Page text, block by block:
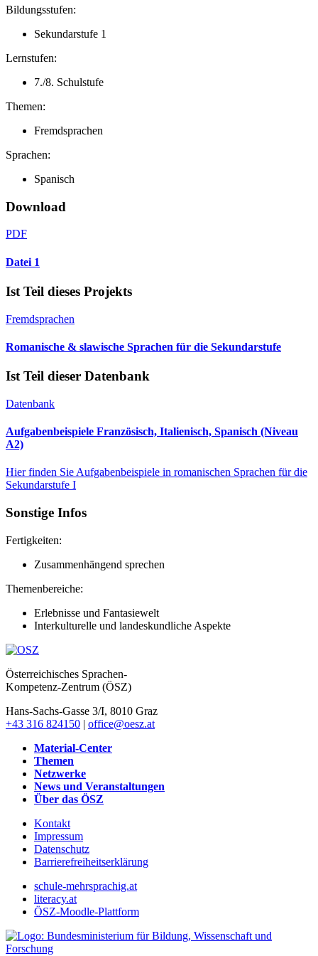
Bildungsstufen:
Sekundarstufe 1
Lernstufen:
7./8. Schulstufe
Themen:
Fremdsprachen
Sprachen:
Spanisch
Download
PDF
Datei 1
Ist Teil dieses Projekts
Fremdsprachen
Romanische & slawische Sprachen für die Sekundarstufe
Ist Teil dieser Datenbank
Datenbank
Aufgabenbeispiele Französisch, Italienisch, Spanisch (Niveau
A2)
Hier finden Sie Aufgabenbeispiele in romanischen Sprachen für die
Sekundarstufe I
Sonstige Infos
Fertigkeiten:
Zusammenhängend sprechen
Themenbereiche:
Erlebnisse und Fantasiewelt
Interkulturelle und landeskundliche Aspekte
Österreichisches Sprachen-
Kompetenz-Zentrum (ÖSZ)
Hans-Sachs-Gasse 3/I, 8010 Graz
+43 316 824150 | office@oesz.at
Material-Center
Themen
Netzwerke
News und Veranstaltungen
Über das ÖSZ
Kontakt
Impressum
Datenschutz
Barrierefreiheitserklärung
schule-mehrsprachig.at
literacy.at
ÖSZ-Moodle-Plattform